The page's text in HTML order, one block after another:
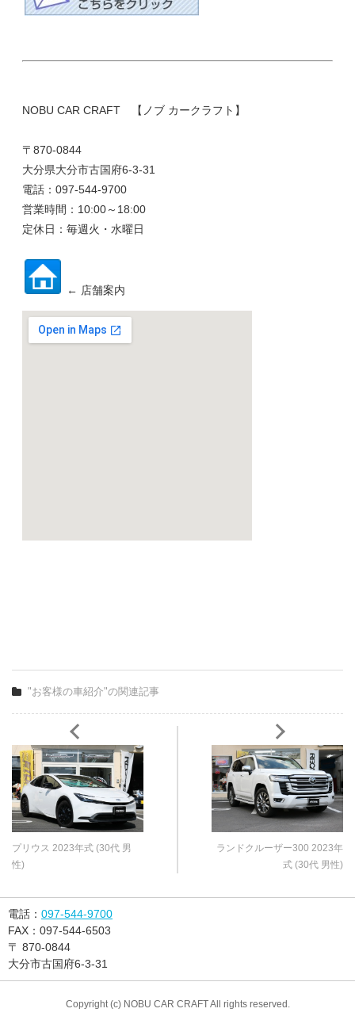
NOBU CAR CRAFT 【ノブ カークラフト】
〒870-0844
大分県大分市古国府6-3-31
電話：097-544-9700
営業時間：10:00～18:00
定休日：毎週火・水曜日
← 店舗案内
"お客様の車紹介"の関連記事
プリウス 2023年式 (30代 男
性)
ランドクルーザー300 2023年
式 (30代 男性)
電話： 097-544-9700
FAX： 097-544-6503
〒 870-0844
大分市古国府6-3-31
Copyright (c) NOBU CAR CRAFT All rights reserved.